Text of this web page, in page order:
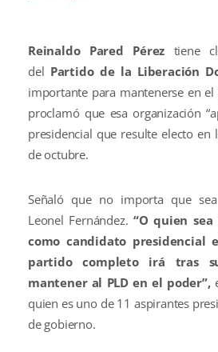
Reinaldo Pared Pérez tiene
del Partido de la Liberación
importante para mantenerse en el
proclamó que esa organización
presidencial que resulte electo en
de octubre.
Señaló que no importa que
Leonel Fernández.“O quien
como candidato presidencial
partido completo irá tras
mantener al PLD en el poder”,
quien es uno de 11 aspirantes
de gobierno.